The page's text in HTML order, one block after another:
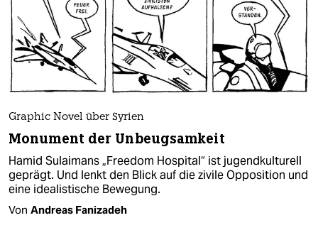
Graphic Novel über Syrien
Monument der Unbeugsamkeit
Hamid Sulaimans „Freedom Hospital“ ist jugendkulturell
geprägt. Und lenkt den Blick auf die zivile Opposition und
eine idealistische Bewegung.
Von Andreas Fanizadeh